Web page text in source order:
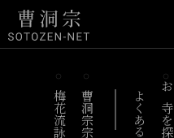
お寺を探す